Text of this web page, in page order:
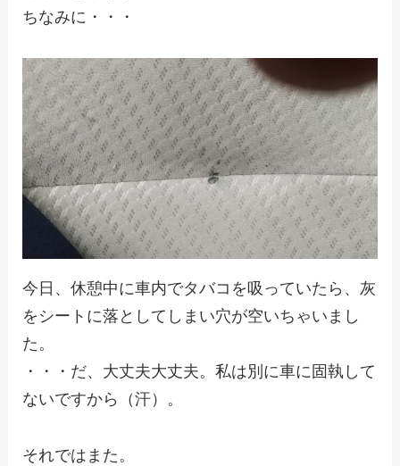
ちなみに・・・
今日、休憩中に車内でタバコを吸っていたら、灰
をシートに落としてしまい穴が空いちゃいまし
た。
・・・だ、大丈夫大丈夫。私は別に車に固執して
ないですから（汗）。
それではまた。